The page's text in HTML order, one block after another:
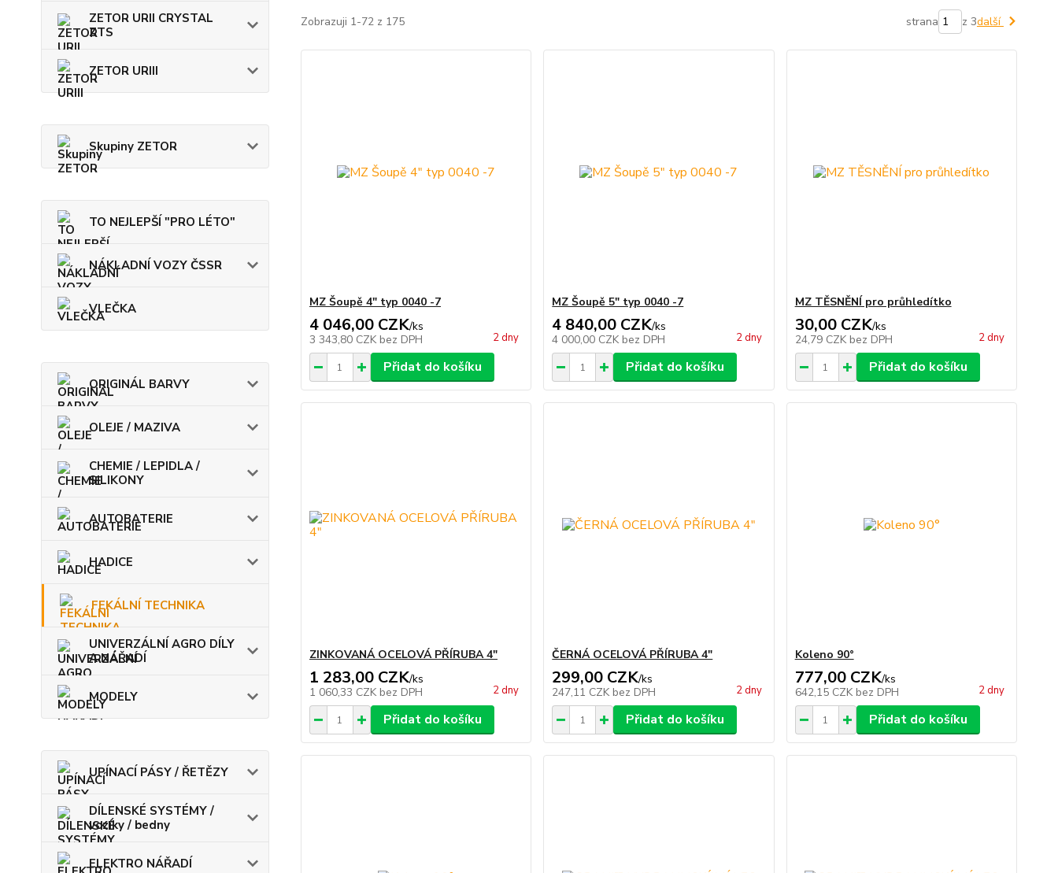
ZETOR URII CRYSTAL
ZTS
ZETOR URIII
Skupiny ZETOR
TO NEJLEPŠÍ "PRO LÉTO"
NÁKLADNÍ VOZY ČSSR
VLEČKA
ORIGINÁL BARVY
OLEJE / MAZIVA
CHEMIE / LEPIDLA /
SILIKONY
AUTOBATERIE
HADICE
FEKÁLNÍ TECHNIKA
UNIVERZÁLNÍ AGRO DÍLY
A NÁŘADÍ
MODELY
UPÍNACÍ PÁSY / ŘETĚZY
DÍLENSKÉ SYSTÉMY /
vozíky / bedny
ELEKTRO NÁŘADÍ
Zobrazuji 1-72 z 175 strana z 3další
MZ Šoupě 4" typ 0040 -7
4 046,00 CZK/ks
3 343,80 CZK bez DPH 2 dny
Přidat do košíku
MZ Šoupě 5" typ 0040 -7
4 840,00 CZK/ks
4 000,00 CZK bez DPH 2 dny
Přidat do košíku
MZ TĚSNĚNÍ pro průhledítko
30,00 CZK/ks
24,79 CZK bez DPH 2 dny
Přidat do košíku
ZINKOVANÁ OCELOVÁ PŘÍRUBA 4"
1 283,00 CZK/ks
1 060,33 CZK bez DPH 2 dny
Přidat do košíku
ČERNÁ OCELOVÁ PŘÍRUBA 4"
299,00 CZK/ks
247,11 CZK bez DPH 2 dny
Přidat do košíku
Koleno 90°
777,00 CZK/ks
642,15 CZK bez DPH 2 dny
Přidat do košíku